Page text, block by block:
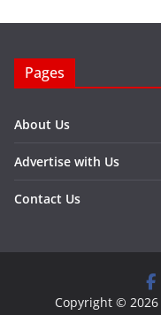
Pages
About Us
Advertise with Us
Contact Us
Copyright © 2026